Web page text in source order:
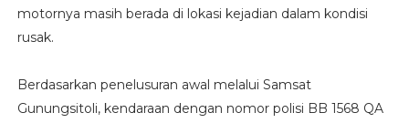
motornya masih berada di lokasi kejadian dalam kondisi
rusak.
Berdasarkan penelusuran awal melalui Samsat
Gunungsitoli, kendaraan dengan nomor polisi BB 1568 QA